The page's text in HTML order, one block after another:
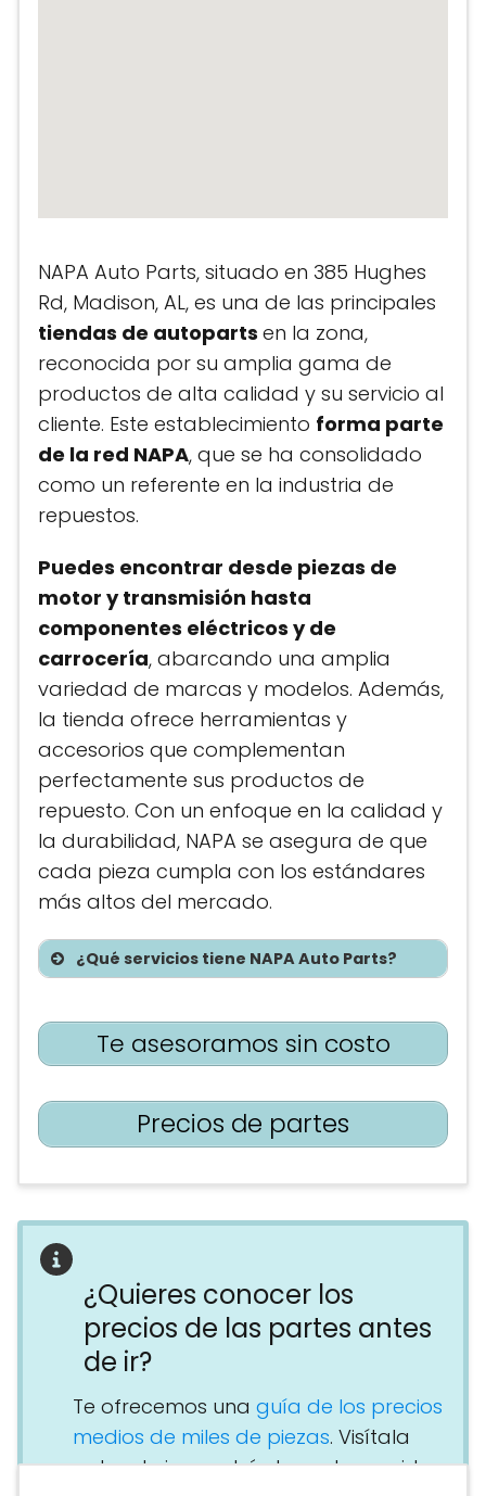
NAPA Auto Parts, situado en 385 Hughes
Rd, Madison, AL, es una de las principales
tiendas de autoparts en la zona,
reconocida por su amplia gama de
productos de alta calidad y su servicio al
cliente. Este establecimiento forma parte
de la red NAPA, que se ha consolidado
como un referente en la industria de
repuestos.
Puedes encontrar desde piezas de
motor y transmisión hasta
componentes eléctricos y de
carrocería, abarcando una amplia
variedad de marcas y modelos. Además,
la tienda ofrece herramientas y
accesorios que complementan
perfectamente sus productos de
repuesto. Con un enfoque en la calidad y
la durabilidad, NAPA se asegura de que
cada pieza cumpla con los estándares
más altos del mercado.
¿Qué servicios tiene NAPA Auto Parts?
Te asesoramos sin costo
Precios de partes
¿Quieres conocer los
precios de las partes antes
de ir?
Te ofrecemos una guía de los precios
medios de miles de piezas. Visítala
antes de ir y podrás hacerte una idea